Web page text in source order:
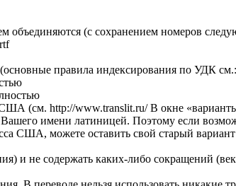
объединяются (c сохранением номеров
правила индексирования по УДК
(см. http://www.translit.ru/ В окне
имени латиницей. Поэтому если
США, можете оставить свой старый
и не содержать каких-либо сокращений